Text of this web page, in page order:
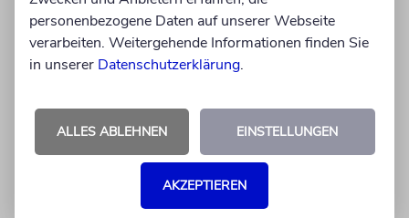
personenbezogene Daten auf unserer Webseite
verarbeiten. Weitergehende Informationen finden Sie
in unserer Datenschutzerklärung.
ALLES ABLEHNEN EINSTELLUNGEN
AKZEPTIEREN